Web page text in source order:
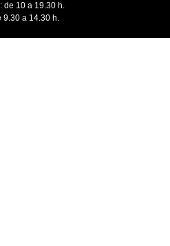
de 10 a 19.30 h.
9.30 a 14.30 h.